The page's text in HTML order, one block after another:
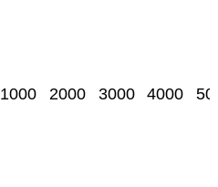
1000 2000 3000 4000